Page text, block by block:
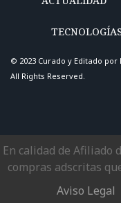
© 2023 Curado y Editado por
All Rights Reserved.
En calidad de Afiliado
compras adscritas
Aviso Legal